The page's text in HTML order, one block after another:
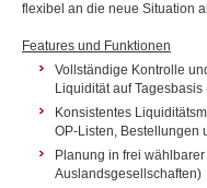
flexibel an die neue Situation
Features und Funktionen
Vollständige Kontrolle
Liquidität auf
Konsistentes
OP-Listen, Bestellungen
Planung in frei
Auslandsgesellschaften)